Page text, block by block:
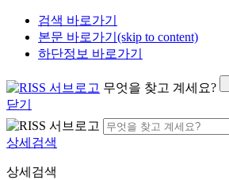
검색 바로가기
본문 바로가기(skip to content)
하단정보 바로가기
무엇을 찾고 계세요?
닫기
상세검색
상세검색